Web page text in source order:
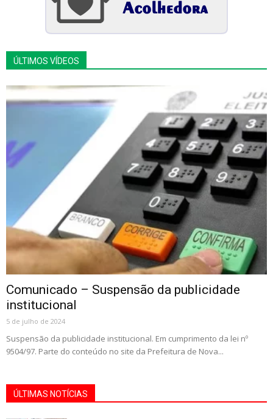
ÚLTIMOS VÍDEOS
Comunicado – Suspensão da publicidade
institucional
5 de julho de 2024
Suspensão da publicidade institucional. Em cumprimento da lei nº
9504/97. Parte do conteúdo no site da Prefeitura de Nova...
ÚLTIMAS NOTÍCIAS